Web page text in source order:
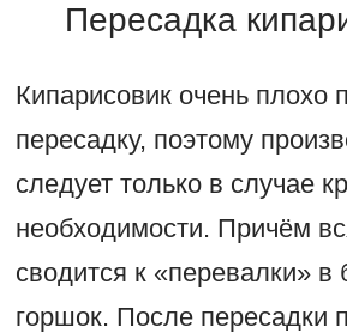
Пересадка
Кипарисовик очень плохо
пересадку, поэтому
следует только в случае
необходимости. Причём
сводится к «перевалки»
горшок. После пересадки